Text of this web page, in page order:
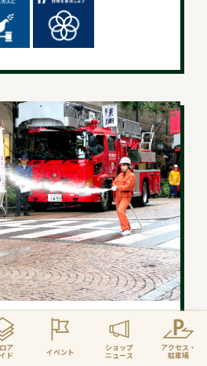
ア
ド イベント ショップ
ニュース
アクセス・
駐車場
り、お客様の安全を守る防